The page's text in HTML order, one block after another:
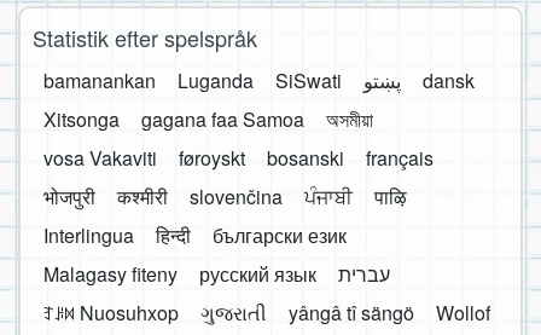
Statistik efter spelspråk
bamanankan Luganda SiSwati پښتو
dansk
Xitsonga
gagana faa Samoa
অসমীয়া
vosa Vakaviti
føroyskt bosanski
français
भोजपुरी
कश्मीरी slovenčina ਪੰਜਾਬੀ
पाऴि
Interlingua
हिन्दी
български език
Malagasy fiteny
русский язык
עברית
ꆈꌠ꒿ Nuosuhxop
ગુજરાતી yângâ tî sängö
Wollof